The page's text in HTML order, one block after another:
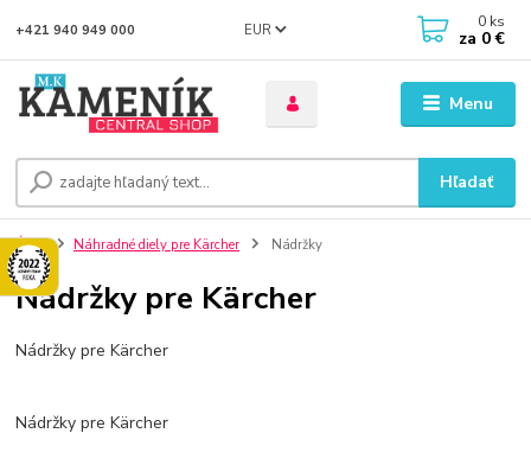
Menu
EUR
Hľadať
+421 940 949 000 0 ks
za 0 €
Úvod Náhradné diely pre Kärcher Nádržky
Nádržky pre Kärcher
Nádržky pre Kärcher
Nádržky pre Kärcher